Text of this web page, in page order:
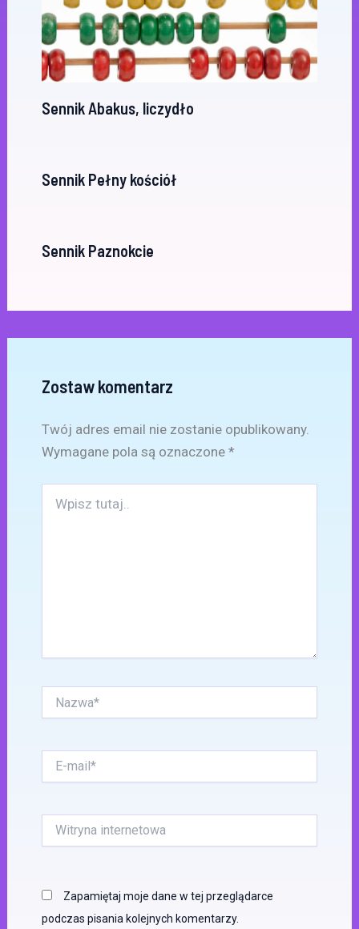
Sennik Abakus, liczydło
Sennik Pełny kościół
Sennik Paznokcie
Zostaw komentarz
Twój adres email nie zostanie opublikowany.
Wymagane pola są oznaczone *
tutaj..
mail*
internetowa
Zapamiętaj moje dane w tej przeglądarce
podczas pisania kolejnych komentarzy.